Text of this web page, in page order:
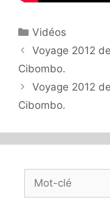
Catégories
Vidéos
Voyage 2012
Cibombo.
Voyage 2012
Cibombo.
Rechercher